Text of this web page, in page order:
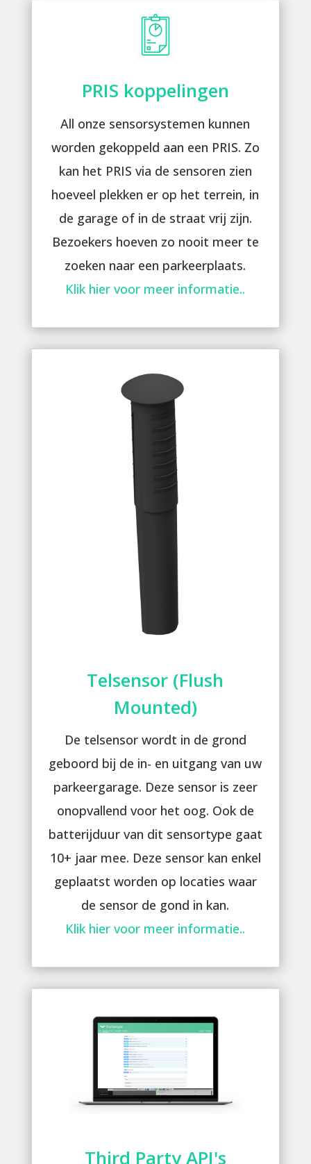
PRIS koppelingen
All onze sensorsystemen kunnen
worden gekoppeld aan een PRIS. Zo
kan het PRIS via de sensoren zien
hoeveel plekken er op het terrein, in
de garage of in de straat vrij zijn.
Bezoekers hoeven zo nooit meer te
zoeken naar een parkeerplaats.
Klik hier voor meer informatie..
Telsensor (Flush
Mounted)
De telsensor wordt in de grond
geboord bij de in- en uitgang van uw
parkeergarage. Deze sensor is zeer
onopvallend voor het oog. Ook de
batterijduur van dit sensortype gaat
10+ jaar mee. Deze sensor kan enkel
geplaatst worden op locaties waar
de sensor de gond in kan.
Klik hier voor meer informatie..
Third Party API's